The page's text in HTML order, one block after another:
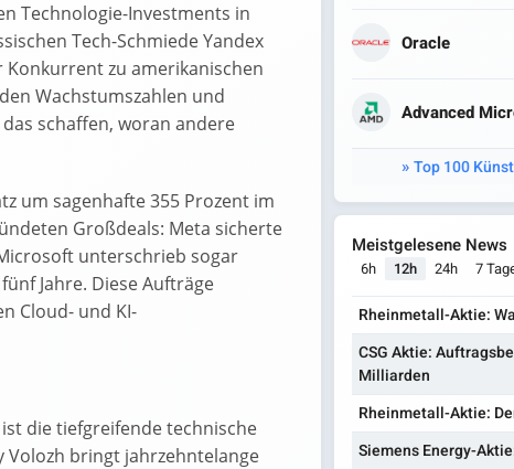
Technologie-Investments in
Tech-Schmiede Yandex
zu amerikanischen
Wachstumszahlen und
schaffen, woran andere
um sagenhafte 355 Prozent im
Großdeals: Meta sicherte
unterschrieb sogar
Jahre. Diese Aufträge
Cloud- und KI-
die tiefgreifende technische
Volozh bringt jahrzehntelange
Oracle
Advanced
Top 100
Meistgelesene News
6h 12h 24h 7
Rheinmetall-Aktie:
CSG Aktie:
Milliarden
Rheinmetall-Aktie:
Siemens Energy-